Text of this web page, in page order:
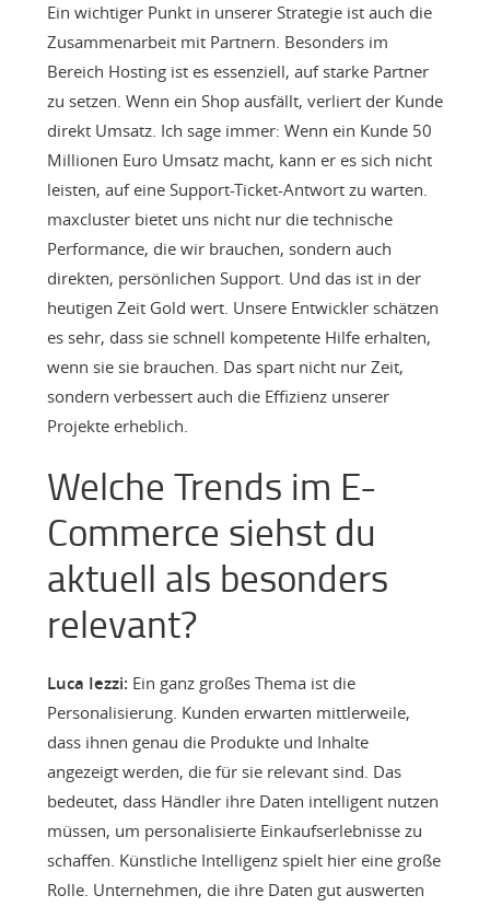
Ein wichtiger Punkt in unserer Strategie ist auch die
Zusammenarbeit mit Partnern. Besonders im
Bereich Hosting ist es essenziell, auf starke Partner
zu setzen. Wenn ein Shop ausfällt, verliert der Kunde
direkt Umsatz. Ich sage immer: Wenn ein Kunde 50
Millionen Euro Umsatz macht, kann er es sich nicht
leisten, auf eine Support-Ticket-Antwort zu warten.
maxcluster bietet uns nicht nur die technische
Performance, die wir brauchen, sondern auch
direkten, persönlichen Support. Und das ist in der
heutigen Zeit Gold wert. Unsere Entwickler schätzen
es sehr, dass sie schnell kompetente Hilfe erhalten,
wenn sie sie brauchen. Das spart nicht nur Zeit,
sondern verbessert auch die Effizienz unserer
Projekte erheblich.
Welche Trends im E-
Commerce siehst du
aktuell als besonders
relevant?
Luca Iezzi: Ein ganz großes Thema ist die
Personalisierung. Kunden erwarten mittlerweile,
dass ihnen genau die Produkte und Inhalte
angezeigt werden, die für sie relevant sind. Das
bedeutet, dass Händler ihre Daten intelligent nutzen
müssen, um personalisierte Einkaufserlebnisse zu
schaffen. Künstliche Intelligenz spielt hier eine große
Rolle. Unternehmen, die ihre Daten gut auswerten